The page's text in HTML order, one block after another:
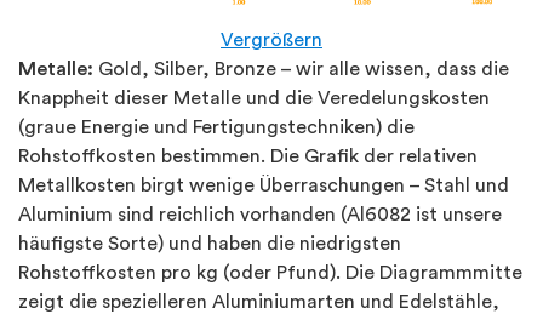
Vergrößern
Metalle: Gold, Silber, Bronze – wir alle wissen, dass die
Knappheit dieser Metalle und die Veredelungskosten
(graue Energie und Fertigungstechniken) die
Rohstoffkosten bestimmen. Die Grafik der relativen
Metallkosten birgt wenige Überraschungen – Stahl und
Aluminium sind reichlich vorhanden (Al6082 ist unsere
häufigste Sorte) und haben die niedrigsten
Rohstoffkosten pro kg (oder Pfund). Die Diagrammmitte
zeigt die spezielleren Aluminiumarten und Edelstähle,